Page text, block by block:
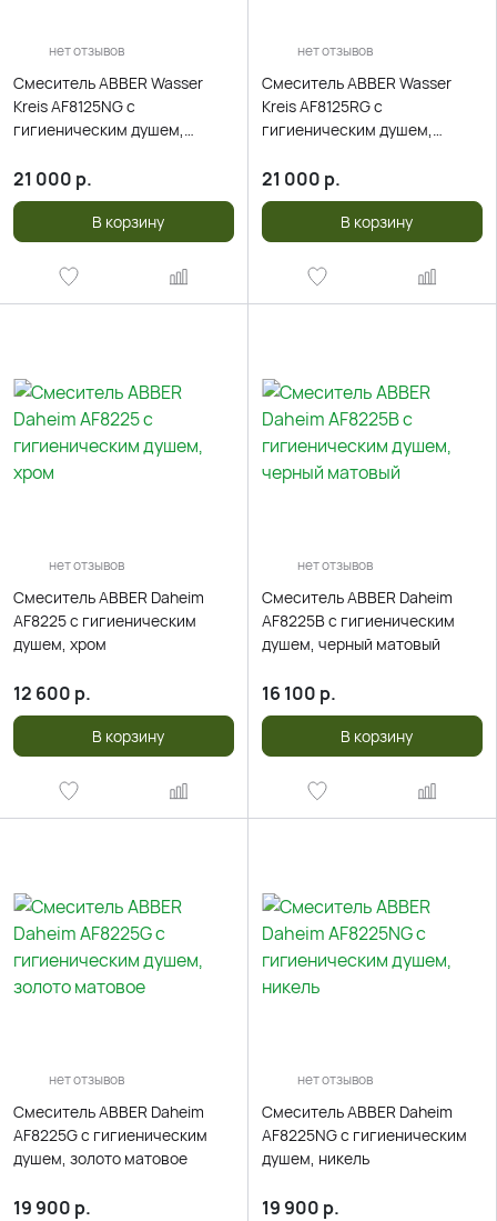
нет отзывов
Смеситель ABBER Wasser
Kreis AF8125NG с
гигиеническим душем,
21 000 р.
В корзину
нет отзывов
Смеситель ABBER Wasser
Kreis AF8125RG с
гигиеническим душем,
21 000 р.
В корзину
нет отзывов
Смеситель ABBER Daheim
AF8225 с гигиеническим
душем, хром
12 600 р.
В корзину
нет отзывов
Смеситель ABBER Daheim
AF8225B с гигиеническим
душем, черный матовый
16 100 р.
В корзину
нет отзывов
Смеситель ABBER Daheim
AF8225G с гигиеническим
душем, золото матовое
19 900 р.
нет отзывов
Смеситель ABBER Daheim
AF8225NG с гигиеническим
душем, никель
19 900 р.